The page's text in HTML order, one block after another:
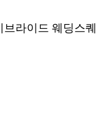
라이드 웨딩스